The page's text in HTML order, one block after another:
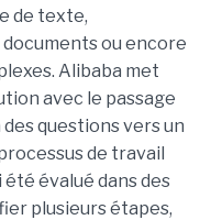
de texte,
ou encore
Alibaba met
avec le passage
questions vers un
de travail
évalué dans des
plusieurs étapes,